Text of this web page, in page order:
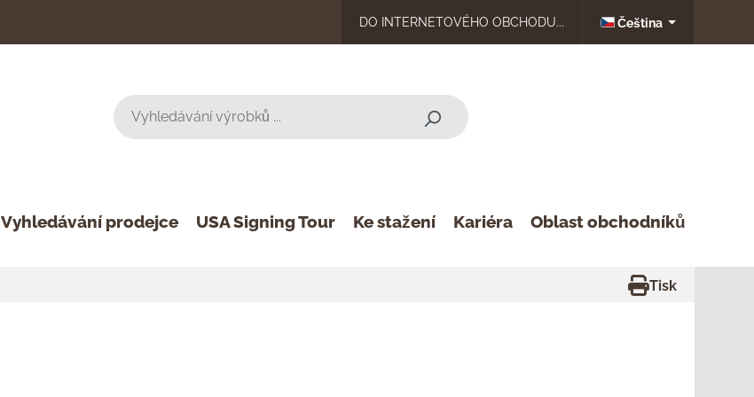
DO INTERNETOVÉHO OBCHODU... Čeština
Vyhledávání prodejce USA Signing Tour Ke stažení Kariéra Oblast obchodníků
Tisk